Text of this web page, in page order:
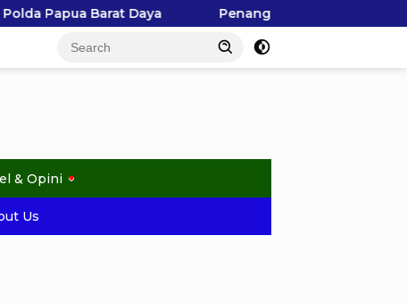
Penangkapan Hiu di Kepulauan Ayau Picu Polemik,
& Opini
Us